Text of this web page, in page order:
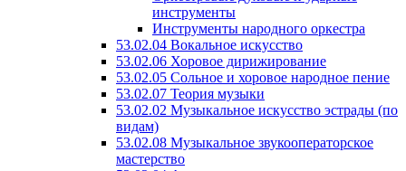
инструменты
Инструменты народного оркестра
53.02.04 Вокальное искусство
53.02.06 Хоровое дирижирование
53.02.05 Сольное и хоровое народное пение
53.02.07 Теория музыки
53.02.02 Музыкальное искусство эстрады (по
видам)
53.02.08 Музыкальное звукооператорское
мастерство